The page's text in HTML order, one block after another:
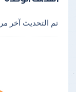
تم التحديث آخر